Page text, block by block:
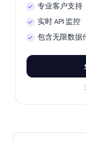
专业客户支持
实时 API 监控
包含无限数据